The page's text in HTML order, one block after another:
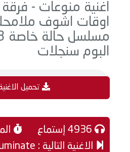
اغنية منوعات -
اوقات اشوف
البوم سنجلات
تحميل
الاغنية التالية : Illuminate